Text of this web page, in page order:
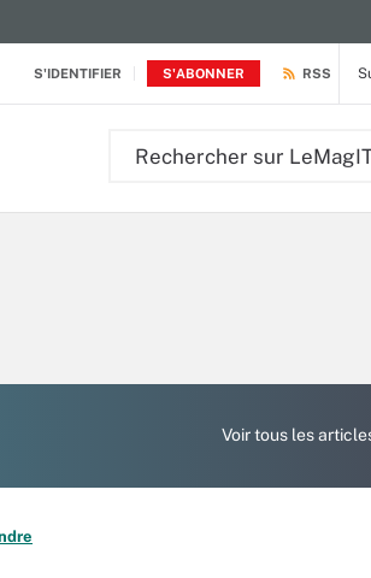
S'IDENTIFIER S'ABONNER RSS
Voir tous les